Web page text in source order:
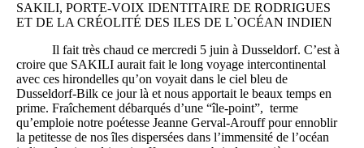
SAKILI, PORTE-VOIX IDENTITAIRE DE RODRIGUES
ET DE LA CRÉOLITÉ DES ILES DE L`OCÉAN INDIEN
Il fait très chaud ce mercredi 5 juin à Dusseldorf. C’est à
croire que SAKILI aurait fait le long voyage intercontinental
avec ces hirondelles qu’on voyait dans le ciel bleu de
Dusseldorf-Bilk ce jour là et nous apportait le beaux temps en
prime. Fraîchement débarqués d’une “île-point”, terme
qu’emploie notre poétesse Jeanne Gerval-Arouff pour ennoblir
la petitesse de nos îles dispersées dans l’immensité de l’océan